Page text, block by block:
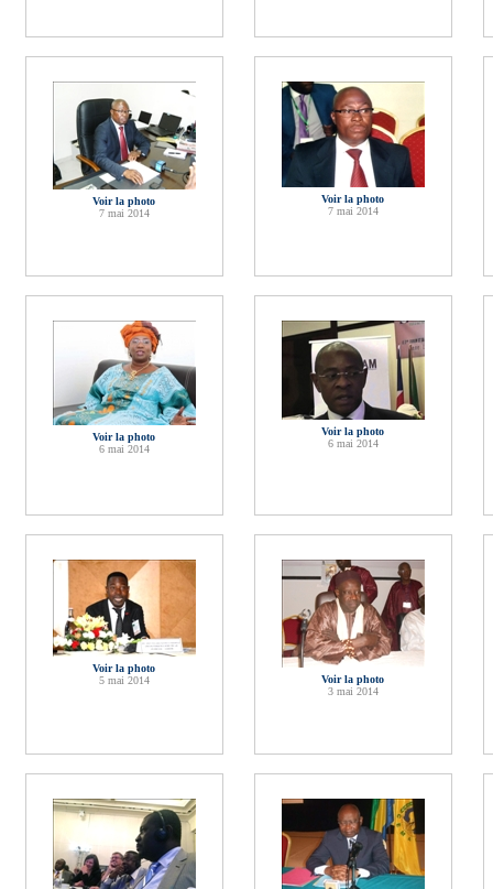
Voir la photo
7 mai 2014
Voir la photo
7 mai 2014
Voir la photo
6 mai 2014
Voir la photo
6 mai 2014
Voir la photo
5 mai 2014
Voir la photo
3 mai 2014